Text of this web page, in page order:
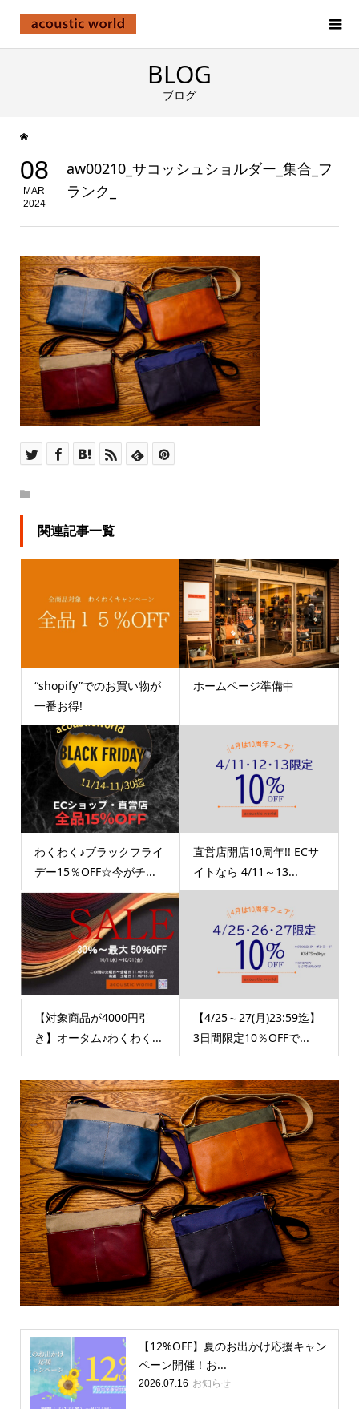
BLOG
ブログ
08
MAR
2024
aw00210_サコッシュショルダー_集合_フ
ランク_
関連記事一覧
“shopify”でのお買い物が
一番お得!
ホームページ準備中
わくわく♪ブラックフライ
デー15％OFF☆今がチ...
直営店開店10周年!! ECサ
イトなら 4/11～13...
【対象商品が4000円引
き】オータム♪わくわく...
【4/25～27(月)23:59迄】
3日間限定10％OFFで...
【12%OFF】夏のお出かけ応援キャン
ペーン開催！お...
2026.07.16 お知らせ